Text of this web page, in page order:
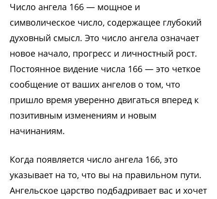
Число ангела 166 — мощное и
символическое число, содержащее глубокий
духовный смысл. Это число ангела означает
новое начало, прогресс и личностный рост.
Постоянное видение числа 166 — это четкое
сообщение от ваших ангелов о том, что
пришло время уверенно двигаться вперед к
позитивным изменениям и новым
начинаниям.
Когда появляется число ангела 166, это
указывает на то, что вы на правильном пути.
Ангельское царство подбадривает вас и хочет